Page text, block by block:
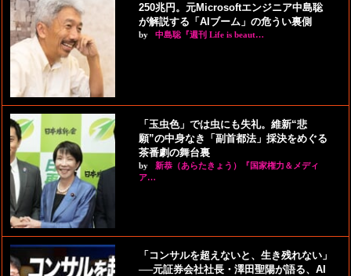
250兆円。元Microsoftエンジニア中島聡
が解説する「AIブーム」の危うい裏側
by 中島聡『週刊 Life is beaut…
「玉虫色」では虫にも失礼。維新“悲
願”の中身なき「副首都法」採決をめぐる
茶番劇の舞台裏
by
新恭（あらたきょう）『国家権力＆メディ
ア…
「コンサルを超えないと、生き残れない」
──元証券会社社長・澤田聖陽が語る、AI